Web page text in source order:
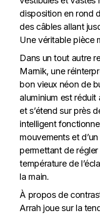
disposition en rond
des câbles allant
Une véritable pièce
Dans un tout autre
Marnik, une
bon vieux néon de
aluminium est
et s’étend sur près
intelligent
mouvements et
permettant de régler
température de
la main.
À propos de
Arrah joue sur la